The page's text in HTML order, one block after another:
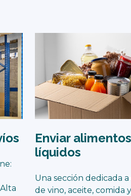
Enviar
líquidos
Una sección dedicada
de vino, aceite, comida y